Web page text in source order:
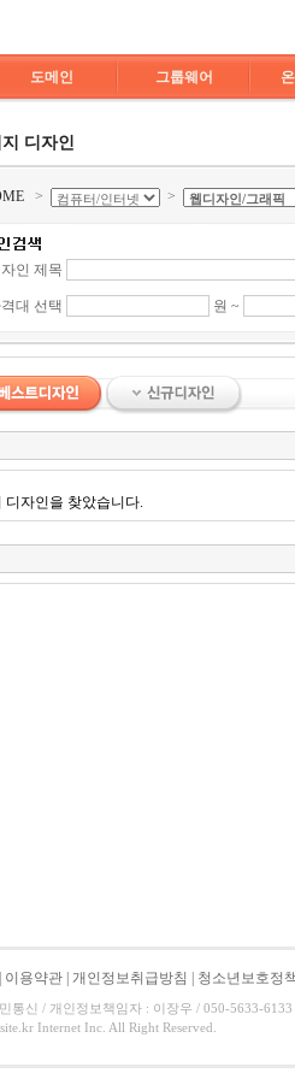
도메인 그룹웨어
디자인
> >
인 제목
대 선택 원 ~
디자인을 찾았습니다.
이용약관 개인정보취급방침 청소년보호정책
통신 / 개인정보책임자 : 이장우 / 050-5633-
Internet Inc. All Right Reserved.